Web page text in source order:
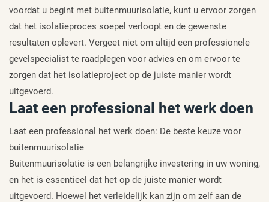
voordat u begint met buitenmuurisolatie, kunt u ervoor zorgen
dat het isolatieproces soepel verloopt en de gewenste
resultaten oplevert. Vergeet niet om altijd een professionele
gevelspecialist te raadplegen voor advies en om ervoor te
zorgen dat het isolatieproject op de juiste manier wordt
uitgevoerd.
Laat een professional het werk doen
Laat een professional het werk doen: De beste keuze voor
buitenmuurisolatie
Buitenmuurisolatie is een belangrijke investering in uw woning,
en het is essentieel dat het op de juiste manier wordt
uitgevoerd. Hoewel het verleidelijk kan zijn om zelf aan de